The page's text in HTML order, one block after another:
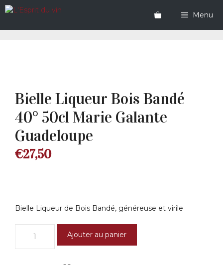
Aller
au
Menu
Bielle Liqueur Bois Bandé
40° 50cl Marie Galante
Guadeloupe
€27,50
Bielle Liqueur de Bois Bandé, généreuse et virile
Bielle
Ajouter au panier